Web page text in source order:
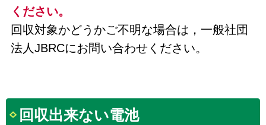
ください。
回収対象かどうかご不明な場合は，一般社団
法人JBRCにお問い合わせください。
回収出来ない電池